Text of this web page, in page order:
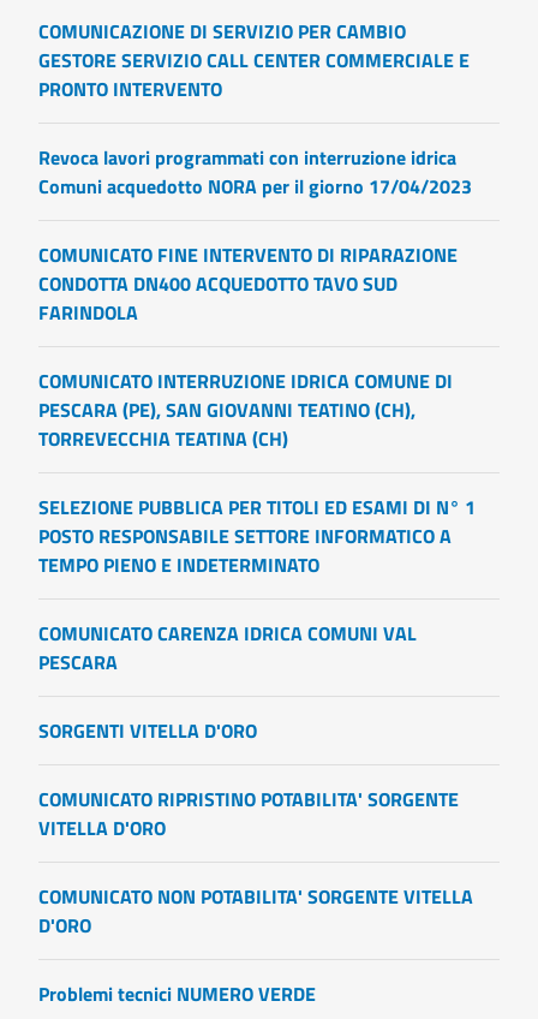
COMUNICAZIONE DI SERVIZIO PER CAMBIO
GESTORE SERVIZIO CALL CENTER COMMERCIALE E
PRONTO INTERVENTO
Revoca lavori programmati con interruzione idrica
Comuni acquedotto NORA per il giorno 17/04/2023
COMUNICATO FINE INTERVENTO DI RIPARAZIONE
CONDOTTA DN400 ACQUEDOTTO TAVO SUD
FARINDOLA
COMUNICATO INTERRUZIONE IDRICA COMUNE DI
PESCARA (PE), SAN GIOVANNI TEATINO (CH),
TORREVECCHIA TEATINA (CH)
SELEZIONE PUBBLICA PER TITOLI ED ESAMI DI N° 1
POSTO RESPONSABILE SETTORE INFORMATICO A
TEMPO PIENO E INDETERMINATO
COMUNICATO CARENZA IDRICA COMUNI VAL
PESCARA
SORGENTI VITELLA D'ORO
COMUNICATO RIPRISTINO POTABILITA' SORGENTE
VITELLA D'ORO
COMUNICATO NON POTABILITA' SORGENTE VITELLA
D'ORO
Problemi tecnici NUMERO VERDE